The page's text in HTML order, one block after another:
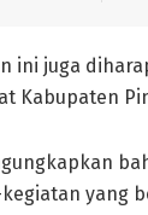
ini juga
Kabupaten
yang